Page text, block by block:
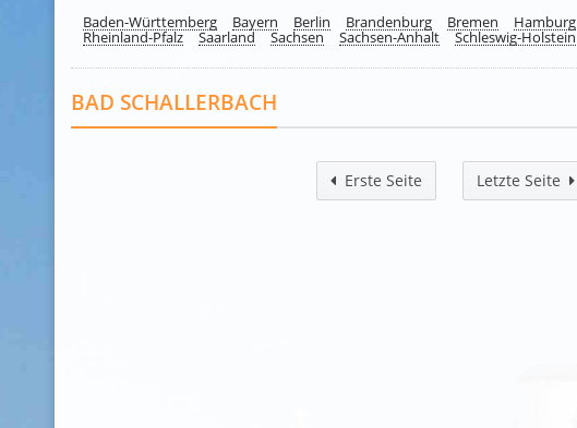
Baden-Württemberg Bayern Berlin Brandenburg Bremen Hamburg
Rheinland-Pfalz Saarland Sachsen Sachsen-Anhalt Schleswig-Holstein
BAD SCHALLERBACH
Erste Seite Letzte Seite